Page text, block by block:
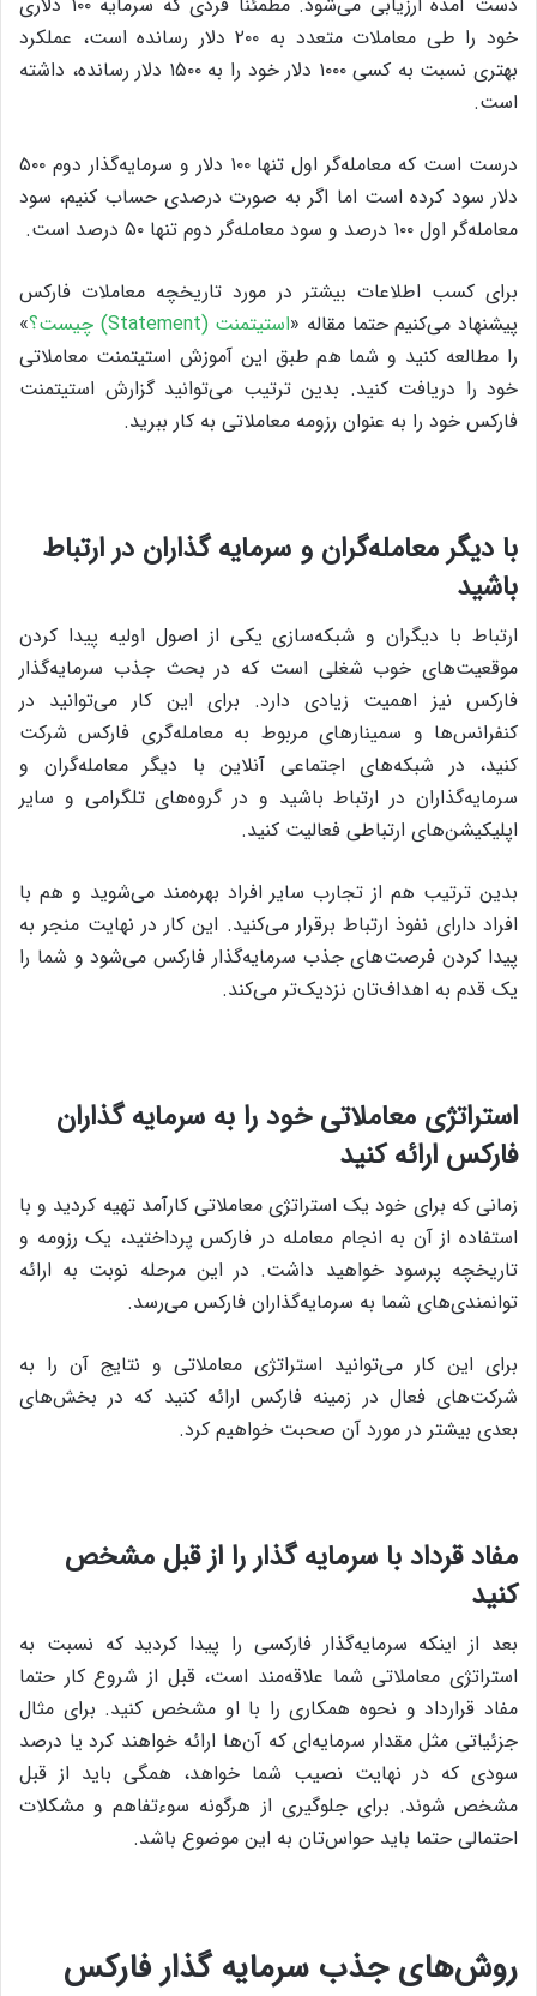
خود را طی معاملات متعدد به ۲۰۰ دلار رسانده است، عملکرد
بهتری نسبت به کسی ۱۰۰۰ دلار خود را به ۱۵۰۰ دلار رسانده، داشته
است.
درست است که معامله‌گر اول تنها ۱۰۰ دلار و سرمایه‌گذار دوم ۵۰۰
دلار سود کرده است اما اگر به صورت درصدی حساب کنیم، سود
معامله‌گر اول ۱۰۰ درصد و سود معامله‌گر دوم تنها ۵۰ درصد است.
برای کسب اطلاعات بیشتر در مورد تاریخچه معاملات فارکس
پیشنهاد می‌کنیم حتما مقاله «استیتمنت (Statement) چیست؟
»
را مطالعه کنید و شما هم طبق این آموزش استیتمنت معاملاتی
خود را دریافت کنید. بدین ترتیب می‌توانید گزارش استیتمنت
فارکس خود را به عنوان رزومه معاملاتی به کار ببرید.
با دیگر معامله‌گران و سرمایه گذاران در ارتباط
باشید
ارتباط با دیگران و شبکه‌سازی یکی از اصول اولیه پیدا کردن
موقعیت‌های خوب شغلی است که در بحث جذب سرمایه‌گذار
فارکس نیز اهمیت زیادی دارد. برای این کار می‌توانید در
کنفرانس‌ها و سمینارهای مربوط به معامله‌گری فارکس شرکت
کنید، در شبکه‌های اجتماعی آنلاین با دیگر معامله‌گران و
سرمایه‌گذاران در ارتباط باشید و در گروه‌های تلگرامی و سایر
اپلیکیشن‌های ارتباطی فعالیت کنید.
بدین ترتیب هم از تجارب سایر افراد بهره‌مند می‌شوید و هم با
افراد دارای نفوذ ارتباط برقرار می‌کنید. این کار در نهایت منجر به
پیدا کردن فرصت‌های جذب سرمایه‌گذار فارکس می‌شود و شما را
یک قدم به اهداف‌تان نزدیک‌تر می‌کند.
استراتژی معاملاتی خود را به سرمایه گذاران
فارکس ارائه کنید
زمانی که برای خود یک استراتژی معاملاتی کارآمد تهیه کردید و با
استفاده از آن به انجام معامله در فارکس پرداختید، یک رزومه و
تاریخچه پرسود خواهید داشت. در این مرحله نوبت به ارائه
توانمندی‌های شما به سرمایه‌گذاران فارکس می‌رسد.
برای این کار می‌توانید استراتژی معاملاتی و نتایج آن را به
شرکت‌های فعال در زمینه فارکس ارائه کنید که در بخش‌های
بعدی بیشتر در مورد آن صحبت خواهیم کرد.
مفاد قرداد با سرمایه گذار را از قبل مشخص
کنید
بعد از اینکه سرمایه‌گذار فارکسی را پیدا کردید که نسبت به
استراتژی معاملاتی شما علاقه‌مند است، قبل از شروع کار حتما
مفاد قرارداد و نحوه همکاری را با او مشخص کنید. برای مثال
جزئیاتی مثل مقدار سرمایه‌ای که آن‌ها ارائه خواهند کرد یا درصد
سودی که در نهایت نصیب شما خواهد، همگی باید از قبل
مشخص شوند. برای جلوگیری از هرگونه سوء‌تفاهم و مشکلات
احتمالی حتما باید حواس‌تان به این موضوع باشد.
روش‌های جذب سرمایه گذار فارکس